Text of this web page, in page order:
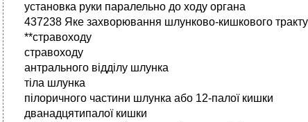
установка руки паралельно до ходу органа
437238 Яке захворювання шлунково-кишкового
**стравоходу
стравоходу
антрального відділу шлунка
тіла шлунка
пілоричного частини шлунка або 12-палої кишки
дванадцятипалої кишки